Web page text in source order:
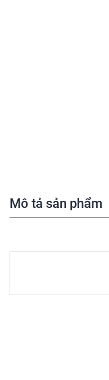
Mô tả sản phẩm